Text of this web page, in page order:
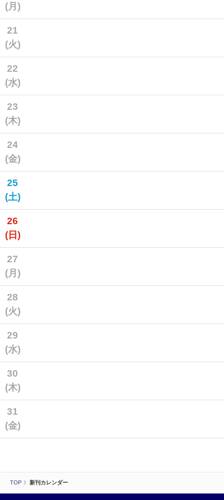
TOP 新刊カレンダー
(月)
21
(火)
22
(水)
23
(木)
24
(金)
25
(土)
26
(日)
27
(月)
28
(火)
29
(水)
30
(木)
31
(金)